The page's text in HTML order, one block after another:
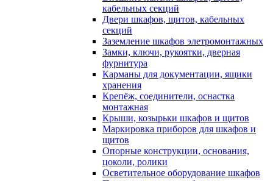
кабельных секций
Двери шкафов, щитов, кабельных
секций
Заземление шкафов элетромонтажных
Замки, ключи, рукоятки, дверная
фурнитура
Карманы для документации, ящики
хранения
Крепёж, соединители, оснастка
монтажная
Крыши, козырьки шкафов и щитов
Маркировка приборов для шкафов и
щитов
Опорные конструкции, основания,
цоколи, ролики
Осветительное оборудование шкафов